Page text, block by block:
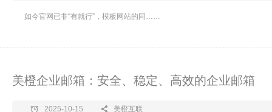
如今官网已非“有就行”，模板网站的同……
美橙企业邮箱：安全、稳定、高效的企业邮箱
2025-10-15 美橙互联